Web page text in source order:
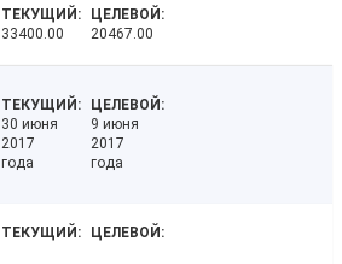
33400.00 20467.00
30 июня
2017
года
9 июня
2017
года